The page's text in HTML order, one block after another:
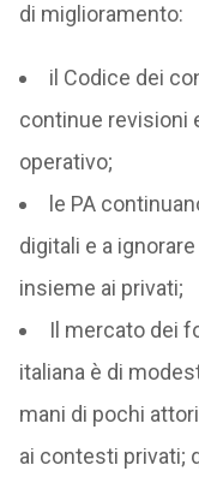
di miglioramento:
il Codice dei
continue revisioni
operativo;
le PA
digitali e a
insieme ai privati;
Il mercato dei
italiana è di
mani di pochi
ai contesti privati;